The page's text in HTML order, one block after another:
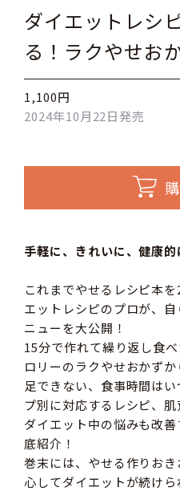
ダイエットレシ
る！ラクやせお
1,100円
2024年10月22日発売
手軽に、きれいに、健康
これまでやせるレシピ本
エットレシピのプロが、
ニューを大公開！
15分で作れて繰り返し食
ロリーのラクやせおかず
足できない、食事時間は
プ別に対応するレシピ、肌
ダイエット中の悩みも改
底紹介！
巻末には、やせる作りお
心してダイエットが続けら